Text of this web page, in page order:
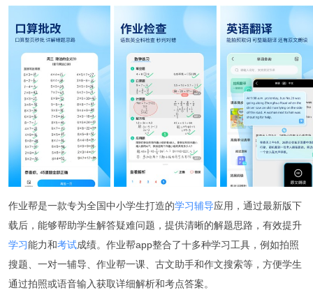
作业帮是一款专为全国中小学生打造的学习辅导应用，通过最新版下
载后，能够帮助学生解答疑难问题，提供清晰的解题思路，有效提升
学习能力和考试成绩。作业帮app整合了十多种学习工具，例如拍照
搜题、一对一辅导、作业帮一课、古文助手和作文搜索等，方便学生
通过拍照或语音输入获取详细解析和考点答案。